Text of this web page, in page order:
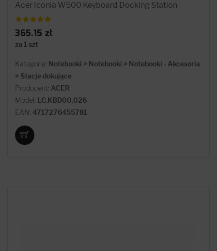
Acer Iconia W500 Keyboard Docking Station
365.15 zł
za 1 szt
Kategoria: Notebooki > Notebooki > Notebooki - Akcesoria
> Stacje dokujące
Producent: ACER
Model: LC.KBD00.026
EAN: 4717276455781